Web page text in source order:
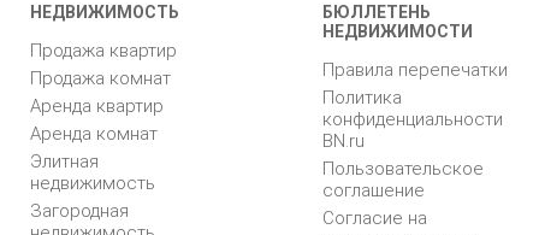
НЕДВИЖИМОСТЬ
Продажа квартир
Продажа комнат
Аренда квартир
Аренда комнат
Элитная
недвижимость
Загородная
БЮЛЛЕТЕНЬ
НЕДВИЖИМОСТИ
Правила перепечатки
Политика
конфиденциальности
BN.ru
Пользовательское
соглашение
Согласие на